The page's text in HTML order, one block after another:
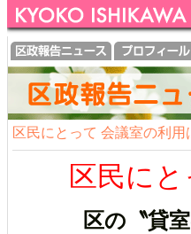
区民にとって 会議室の利用
区民に
区の〝貸